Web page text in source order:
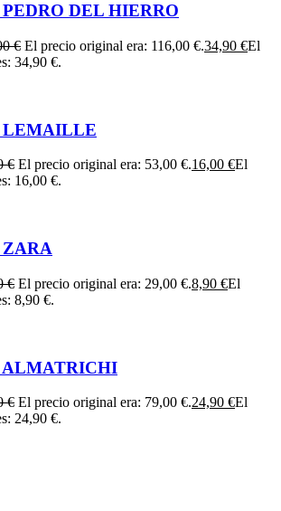
DEL HIERRO
€ El precio original era: 116,00 €.34,90 €El
34,90 €.
LEMAILLE
€ El precio original era: 53,00 €.16,00 €El
16,00 €.
€ El precio original era: 29,00 €.8,90 €El
8,90 €.
ALMATRICHI
€ El precio original era: 79,00 €.24,90 €El
24,90 €.